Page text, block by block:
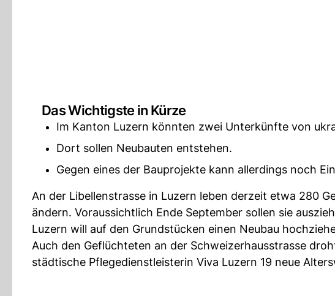
Das Wichtigste in Kürze
Im Kanton Luzern könnten zwei Unterkünfte von
Dort sollen Neubauten entstehen.
Gegen eines der Bauprojekte kann allerdings noch
An der Libellenstrasse in Luzern leben derzeit etwa 280
ändern. Voraussichtlich Ende September sollen sie
Luzern will auf den Grundstücken einen Neubau
Auch den Geflüchteten an der Schweizerhausstrasse
städtische Pflegedienstleisterin Viva Luzern 19 neue